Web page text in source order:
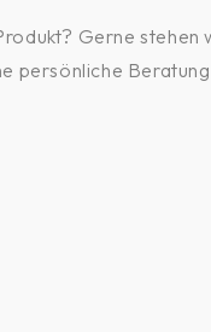
Gerne stehen
persönliche